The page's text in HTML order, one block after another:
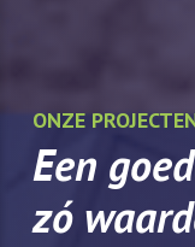
ONZE
Een
zó